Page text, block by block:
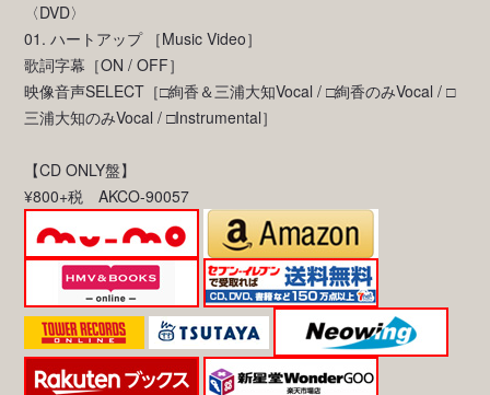
〈DVD〉
01. ハートアップ ［Music Video］
歌詞字幕［ON / OFF］
映像音声SELECT［□絢香＆三浦大知Vocal / □絢香のみVocal / □
三浦大知のみVocal / □Instrumental］
【CD ONLY盤】
¥800+税 AKCO-90057